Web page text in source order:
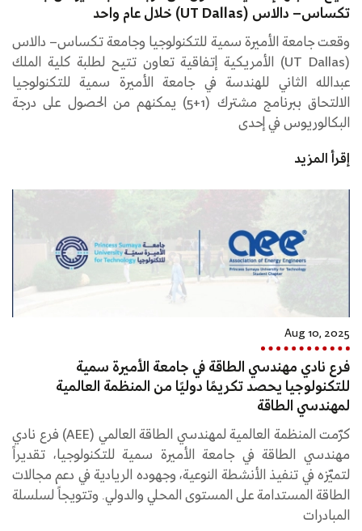
تكساس– دالاس (UT Dallas) خلال عام واحد
وقعت جامعة الأميرة سمية للتكنولوجيا وجامعة تكساس– دالاس
(UT Dallas) الأمريكية إتفاقية تعاون تتيح لطلبة كلية الملك
عبدالله الثاني للهندسة في جامعة الأميرة سمية للتكنولوجيا
الالتحاق ببرنامج مشترك (1+5) يمكنهم من الحصول على درجة
البكالوريوس في إحدى
إقرأ المزيد
Aug 10, 2025
فرع نادي مهندسي الطاقة في جامعة الأميرة سمية
للتكنولوجيا يحصد تكريمًا دوليًا من المنظمة العالمية
لمهندسي الطاقة
كرّمت المنظمة العالمية لمهندسي الطاقة العالمي (AEE) فرع نادي
مهندسي الطاقة في جامعة الأميرة سمية للتكنولوجيا، تقديراً
لتميّزه في تنفيذ الأنشطة النوعية، وجهوده الريادية في دعم مجالات
الطاقة المستدامة على المستوى المحلي والدولي. وتتويجاً لسلسلة
المبادرات